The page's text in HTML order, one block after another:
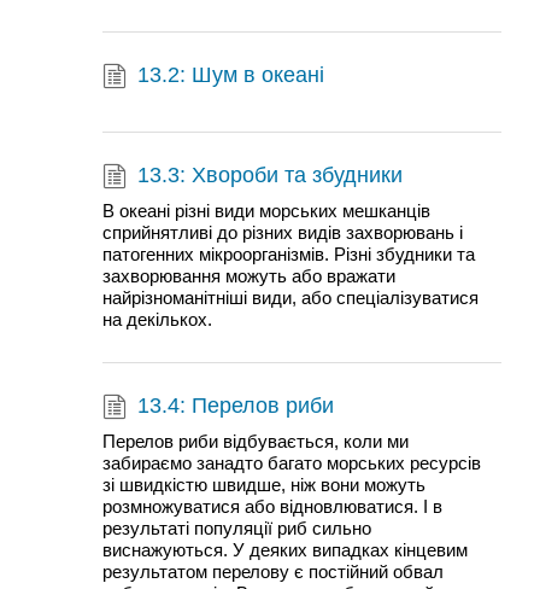
13.2: Шум в океані
13.3: Хвороби та збудники
В океані різні види морських мешканців
сприйнятливі до різних видів захворювань і
патогенних мікроорганізмів. Різні збудники та
захворювання можуть або вражати
найрізноманітніші види, або спеціалізуватися
на декількох.
13.4: Перелов риби
Перелов риби відбувається, коли ми
забираємо занадто багато морських ресурсів
зі швидкістю швидше, ніж вони можуть
розмножуватися або відновлюватися. І в
результаті популяції риб сильно
виснажуються. У деяких випадках кінцевим
результатом перелову є постійний обвал